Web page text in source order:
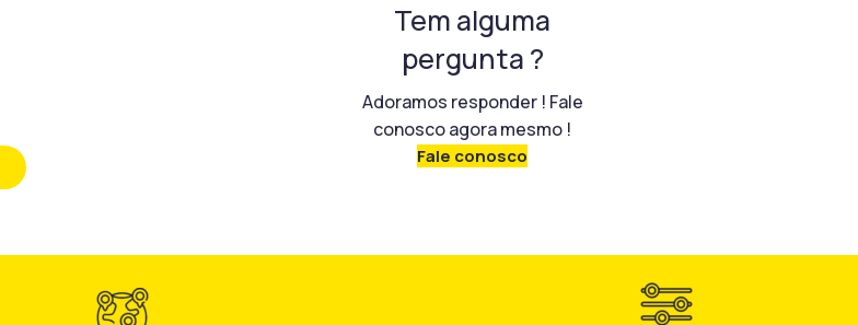
Tem alguma
pergunta ?
Adoramos responder ! Fale
conosco agora mesmo !
Fale conosco